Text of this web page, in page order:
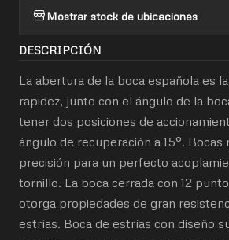
Mostrar stock de ubicaciones
DESCRIPCIÓN
La abertura de la boca española es
rapidez, junto con el ángulo de la
tener dos posiciones de
ángulo de recuperación a 15°. Bocas
precisión para un perfecto
tornillo. La boca cerrada con 12
otorga propiedades de gran
estrías. Boca de estrías con diseño